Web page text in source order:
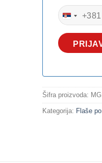
SERBIA
+381
+381
Šifra proizvoda:
Kategorija: Flaše